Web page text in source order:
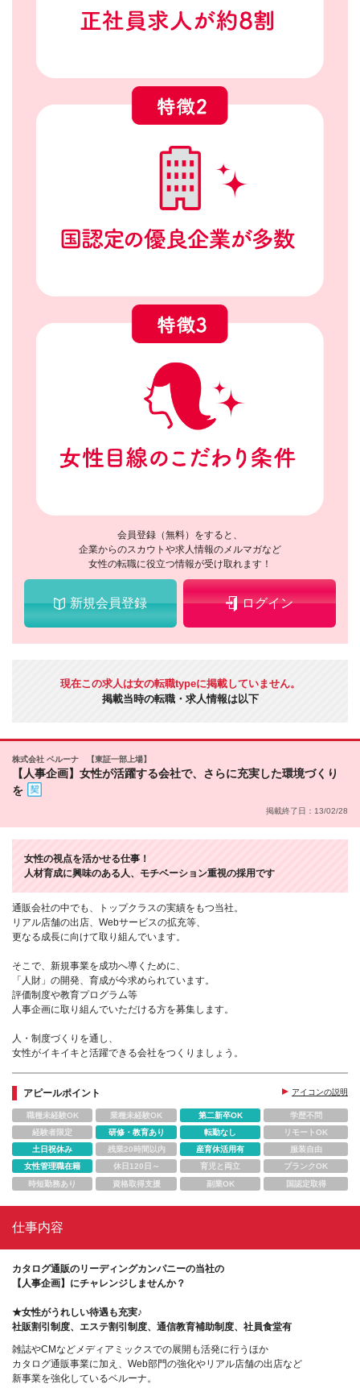
会員登録（無料）をすると、
企業からのスカウトや求人情報のメルマガなど
女性の転職に役立つ情報が受け取れます！
新規会員登録 ログイン
現在この求人は女の転職typeに掲載していません。
掲載当時の転職・求人情報は以下
株式会社 ベルーナ 【東証一部上場】
【人事企画】女性が活躍する会社で、さらに充実した環境づくり
を
掲載終了日：13/02/28
女性の視点を活かせる仕事！
人材育成に興味のある人、モチベーション重視の採用です
通販会社の中でも、トップクラスの実績をもつ当社。
リアル店舗の出店、Webサービスの拡充等、
更なる成長に向けて取り組んでいます。
そこで、新規事業を成功へ導くために、
「人財」の開発、育成が今求められています。
評価制度や教育プログラム等
人事企画に取り組んでいただける方を募集します。
人・制度づくりを通し、
女性がイキイキと活躍できる会社をつくりましょう。
アピールポイント アイコンの説明
職種未経験OK 業種未経験OK 第二新卒OK
学歴不問
経験者限定
研修・教育あり 転勤なし
リモートOK
土日祝休み
残業20時間以内 産育休活用有
服装自由
女性管理職在籍
休日120日～ 育児と両立
ブランクOK
時短勤務あり
資格取得支援 副業OK 国認定取得
仕事内容
カタログ通販のリーディングカンパニーの当社の
【人事企画】にチャレンジしませんか？
★女性がうれしい待遇も充実♪
社販割引制度、エステ割引制度、通信教育補助制度、社員食堂有
雑誌やCMなどメディアミックスでの展開も活発に行うほか
カタログ通販事業に加え、Web部門の強化やリアル店舗の出店など
新事業を強化しているベルーナ。